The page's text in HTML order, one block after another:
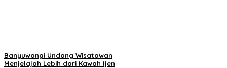
Banyuwangi Undang Wisatawan
Menjelajah Lebih dari Kawah Ijen